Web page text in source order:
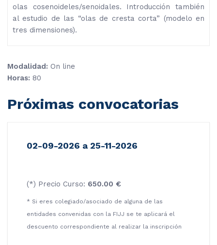
olas cosenoideles/senoidales. Introducción también
al estudio de las “olas de cresta corta” (modelo en
tres dimensiones).
Modalidad: On line
Horas: 80
Próximas convocatorias
02-09-2026 a 25-11-2026
(*) Precio Curso: 650.00 €
* Si eres colegiado/asociado de alguna de las
entidades convenidas con la FIJJ se te aplicará el
descuento correspondiente al realizar la inscripción